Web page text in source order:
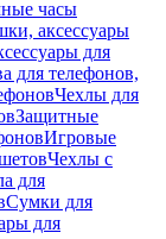
часы
аксессуары
для
для телефонов,
Чехлы для
Защитные
Игровые
Чехлы с
для
Сумки для
для